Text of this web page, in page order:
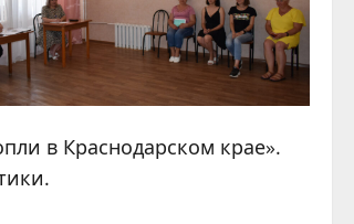
в Краснодарском крае».